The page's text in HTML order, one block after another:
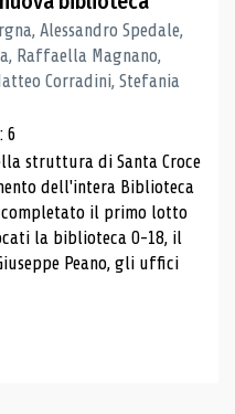
Alessandro Spedale,
Raffaella Magnano,
Corradini, Stefania
6
struttura di Santa Croce
dell'intera Biblioteca
completato il primo lotto
la biblioteca 0-18, il
Peano, gli uffici